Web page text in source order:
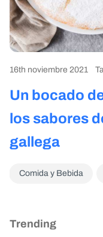
16th noviembre 2021
Un bocado
los sabores
gallega
Comida y Bebida
Trending